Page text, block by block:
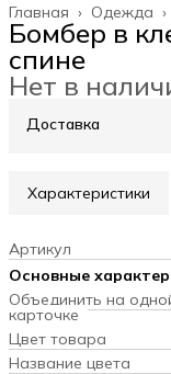
Одежда ›
Главная ›
Бомбер в
спине
Нет в
Доставка
Характеристики
Артикул
Основные
Объединить на
карточке
Цвет товара
Название цвета